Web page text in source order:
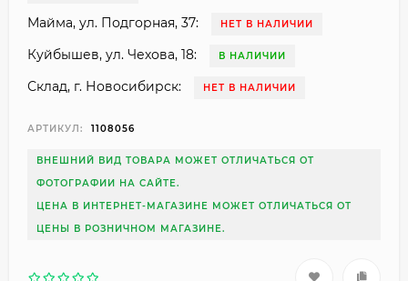
Майма, ул. Подгорная, 37: НЕТ В НАЛИЧИИ
Куйбышев, ул. Чехова, 18: В НАЛИЧИИ
Склад, г. Новосибирск: НЕТ В НАЛИЧИИ
АРТИКУЛ: 1108056
ВНЕШНИЙ ВИД ТОВАРА МОЖЕТ ОТЛИЧАТЬСЯ ОТ
ФОТОГРАФИИ НА САЙТЕ.
ЦЕНА В ИНТЕРНЕТ-МАГАЗИНЕ МОЖЕТ ОТЛИЧАТЬСЯ ОТ
ЦЕНЫ В РОЗНИЧНОМ МАГАЗИНЕ.